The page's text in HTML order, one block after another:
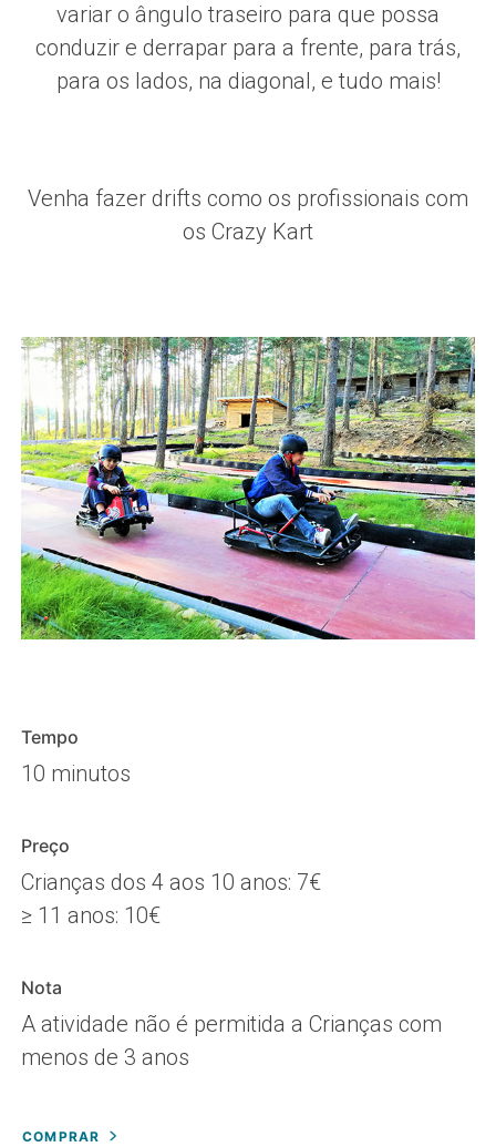
variar o ângulo traseiro para que possa
conduzir e derrapar para a frente, para trás,
para os lados, na diagonal, e tudo mais!
Venha fazer drifts como os profissionais com
os Crazy Kart
Tempo
10 minutos
Preço
Crianças dos 4 aos 10 anos: 7€
≥ 11 anos: 10€
Nota
A atividade não é permitida a Crianças com
menos de 3 anos
COMPRAR